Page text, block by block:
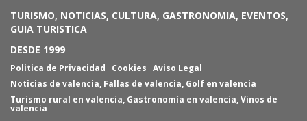
TURISMO, NOTICIAS, CULTURA, GASTRONOMIA, EVENTOS,
GUIA TURISTICA
DESDE 1999
Politica de Privacidad Cookies Aviso Legal
Noticias de valencia, Fallas de valencia, Golf en valencia
Turismo rural en valencia, Gastronomía en valencia,Vinos de
valencia